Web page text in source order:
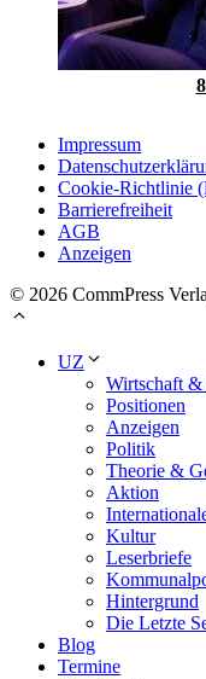
Impressum
Cookie-Richtlinie
Barrierefreiheit
AGB
Anzeigen
© 2026 CommPress
UZ
Wirtschaft &
Positionen
Anzeigen
Politik
Theorie &
Aktion
Kultur
Leserbriefe
Hintergrund
Die Letzte
Blog
Termine